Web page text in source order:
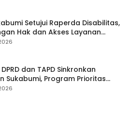
Setujui Raperda Disabilitas,
Hak dan Akses Layanan
dan TAPD Sinkronkan
Sukabumi, Program Prioritas
Dibahas